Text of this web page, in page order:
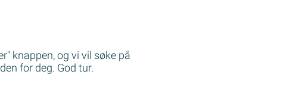
knappen, og vi vil søke på
for deg. God tur.